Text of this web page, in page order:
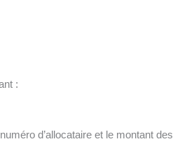
:
d’allocataire et le montant